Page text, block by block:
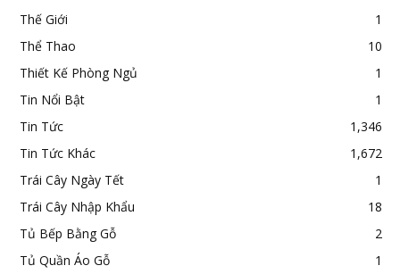
Thế Giới
1
Thể Thao
10
Thiết Kế Phòng Ngủ
1
Tin Nổi Bật
1
Tin Tức
1,346
Tin Tức Khác
1,672
Trái Cây Ngày Tết
1
Trái Cây Nhập Khẩu
18
Tủ Bếp Bằng Gỗ
2
Tủ Quần Áo Gỗ
1